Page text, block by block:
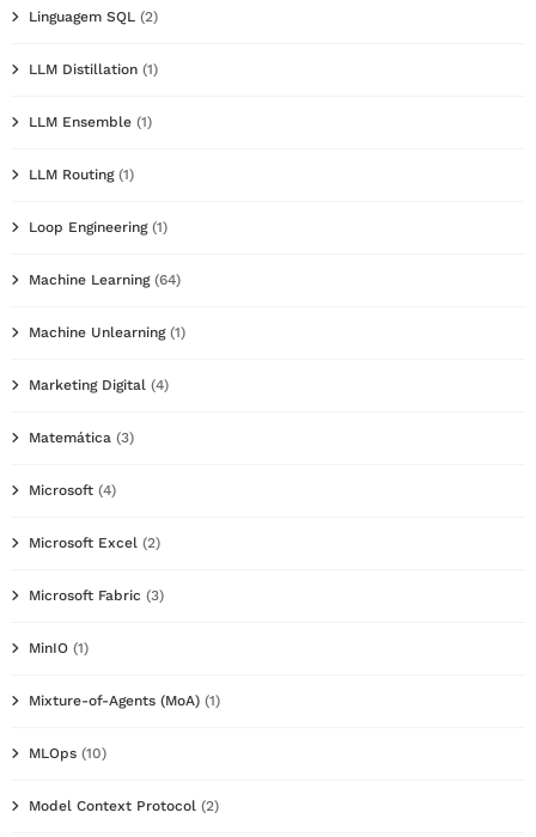
Linguagem SQL (2)
LLM Distillation (1)
LLM Ensemble (1)
LLM Routing(1)
Loop Engineering(1)
Machine Learning(64)
Machine Unlearning(1)
Marketing Digital (4)
Matemática (3)
Microsoft (4)
Microsoft Excel (2)
Microsoft Fabric (3)
MinIO (1)
Mixture-of-Agents (MoA) (1)
MLOps (10)
Model Context Protocol (2)